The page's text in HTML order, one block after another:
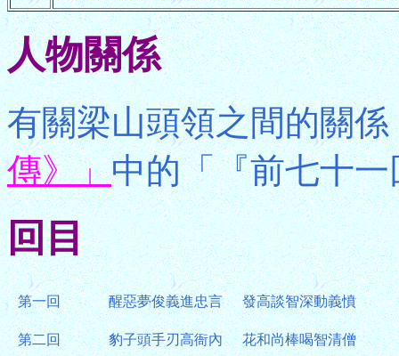
人物關係
有關梁山頭領之間的關
傳》」中的「『前七十
回目
第一回 醒惡夢俊義進忠言 發高談智深動義憤
第二回 豹子頭手刃高衙內 花和尚棒喝智清僧